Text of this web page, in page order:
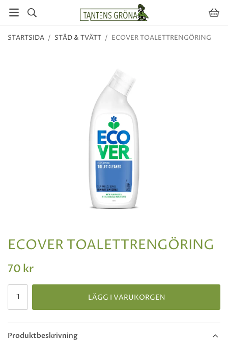
STARTSIDA / STÄD & TVÄTT / ECOVER TOALETTRENGÖRING
ECOVER TOALETTRENGÖRING
70 kr
LÄGG I VARUKORGEN
Produktbeskrivning